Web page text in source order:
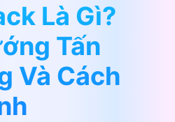
Là Gì?
Tấn
Và Cách